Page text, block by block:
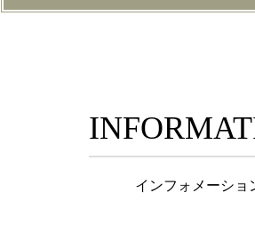
インフォメーショ